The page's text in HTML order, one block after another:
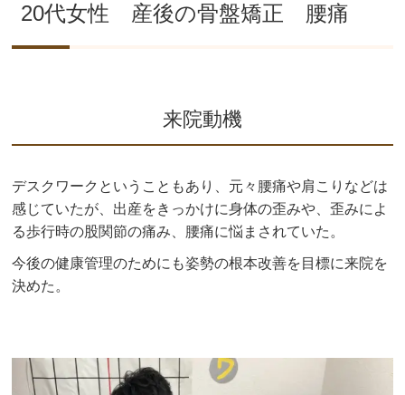
20代女性 産後の骨盤矯正 腰痛
来院動機
デスクワークということもあり、元々腰痛や肩こりなどは
感じていたが、出産をきっかけに身体の歪みや、歪みによ
る歩行時の股関節の痛み、腰痛に悩まされていた。
今後の健康管理のためにも姿勢の根本改善を目標に来院を
決めた。